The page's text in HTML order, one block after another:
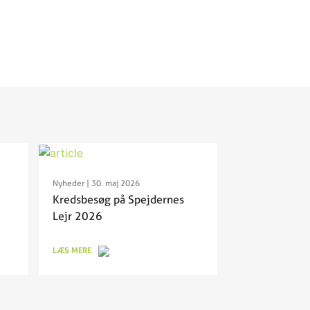
Nyheder| 30. maj 2026
Kredsbesøg på Spejdernes
Lejr 2026
LÆS MERE